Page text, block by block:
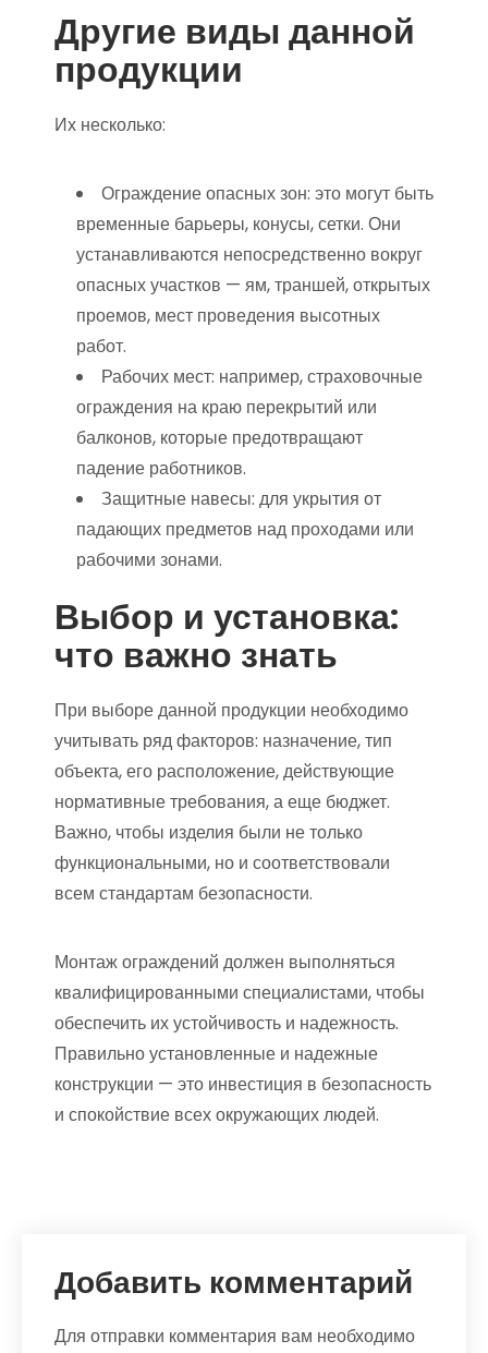
Другие виды данной
продукции
Их несколько:
Ограждение опасных зон: это могут быть
временные барьеры, конусы, сетки. Они
устанавливаются непосредственно вокруг
опасных участков — ям, траншей, открытых
проемов, мест проведения высотных
работ.
Рабочих мест: например, страховочные
ограждения на краю перекрытий или
балконов, которые предотвращают
падение работников.
Защитные навесы: для укрытия от
падающих предметов над проходами или
рабочими зонами.
Выбор и установка:
что важно знать
При выборе данной продукции необходимо
учитывать ряд факторов: назначение, тип
объекта, его расположение, действующие
нормативные требования, а еще бюджет.
Важно, чтобы изделия были не только
функциональными, но и соответствовали
всем стандартам безопасности.
Монтаж ограждений должен выполняться
квалифицированными специалистами, чтобы
обеспечить их устойчивость и надежность.
Правильно установленные и надежные
конструкции — это инвестиция в безопасность
и спокойствие всех окружающих людей.
Добавить комментарий
Для отправки комментария вам необходимо